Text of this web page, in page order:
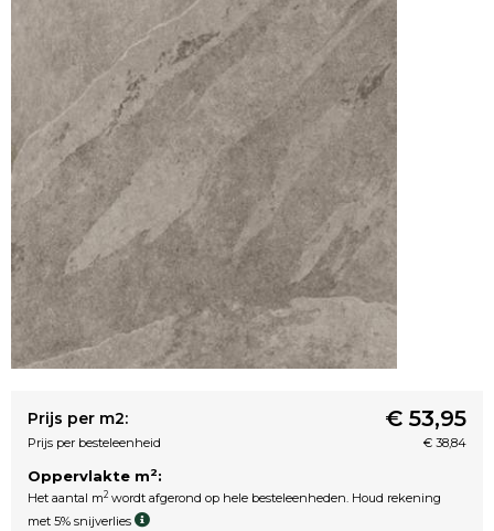
Prijs per m2: € 53,95
Prijs per besteleenheid € 38,84
Oppervlakte m2:
Het aantal m2 wordt afgerond op hele besteleenheden. Houd rekening
met 5% snijverlies